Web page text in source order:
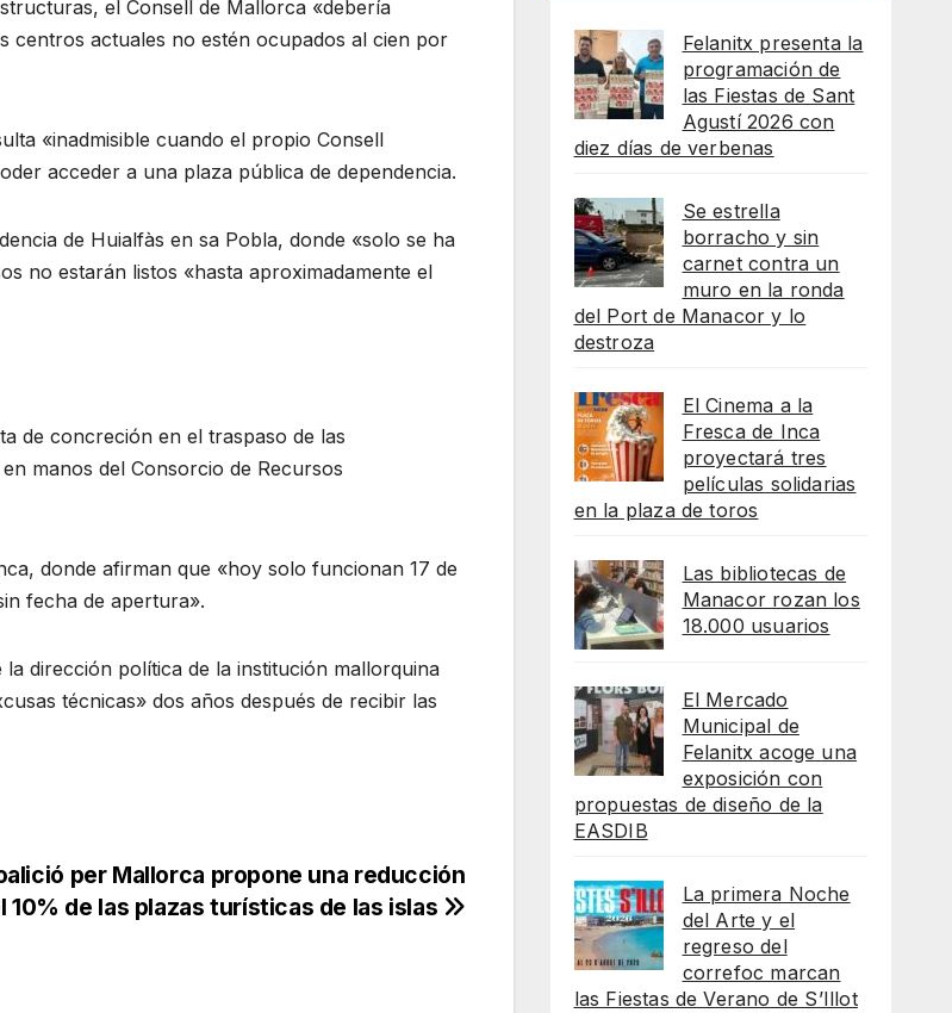
el Consell de Mallorca «debería
centros actuales no estén ocupados al cien por
«inadmisible cuando el propio Consell
acceder a una plaza pública de dependencia.
de Huialfàs en sa Pobla, donde «solo se ha
no estarán listos «hasta aproximadamente el
de concreción en el traspaso de las
manos del Consorcio de Recursos
donde afirman que «hoy solo funcionan 17 de
fecha de apertura».
dirección política de la institución mallorquina
técnicas» dos años después de recibir las
per Mallorca propone una reducción
10% de las plazas turísticas de las islas
Felanitx presenta la
programación de
las Fiestas de Sant
Agustí 2026 con
diez días de verbenas
Se estrella
borracho y sin
carnet contra un
muro en la ronda
del Port de Manacor y lo
destroza
El Cinema a la
Fresca de Inca
proyectará tres
películas solidarias
en la plaza de toros
Las bibliotecas de
Manacor rozan los
18.000 usuarios
El Mercado
Municipal de
Felanitx acoge una
exposición con
propuestas de diseño de la
EASDIB
La primera Noche
del Arte y el
regreso del
correfoc marcan
las Fiestas de Verano de S’Illot